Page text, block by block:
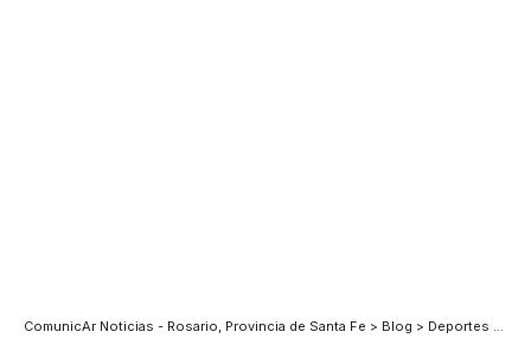
ComunicAr Noticias - Rosario, Provincia de Santa Fe > Blog > Deportes